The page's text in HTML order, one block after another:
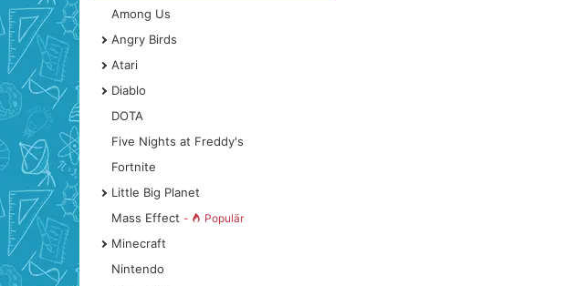
Among Us
Angry Birds
Atari
Diablo
DOTA
Five Nights at Freddy's
Fortnite
Little Big Planet
Mass Effect - Populär
Minecraft
Nintendo